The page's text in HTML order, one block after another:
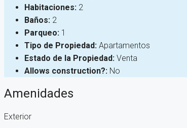
Habitaciones: 2
Baños: 2
Parqueo: 1
Tipo de Propiedad: Apartamentos
Estado de la Propiedad: Venta
Allows construction?: No
Amenidades
Exterior